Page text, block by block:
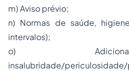
m) Aviso prévio;
n) Normas de saúde,
intervalos);
o)
insalubridade/